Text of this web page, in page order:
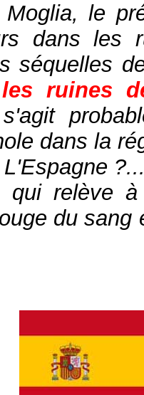
le
dans les
séquelles
les ruines
dans la
relève
du